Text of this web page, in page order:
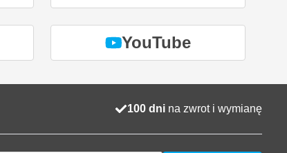
YouTube
100 dni na zwrot i wymianę